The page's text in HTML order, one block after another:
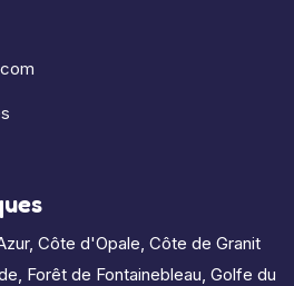
, Côte d'Opale, Côte de Granit
, Forêt de Fontainebleau, Golfe du